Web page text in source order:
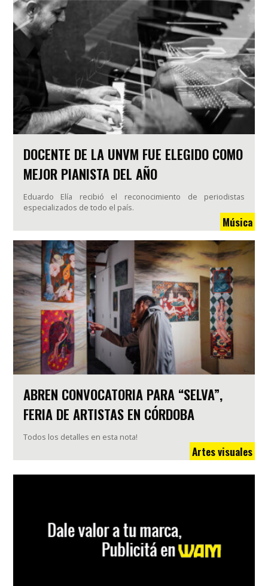
DOCENTE DE LA UNVM FUE ELEGIDO COMO
MEJOR PIANISTA DEL AÑO
Eduardo Elía recibió el reconocimiento de periodistas
especializados de todo el país.
Música
ABREN CONVOCATORIA PARA “SELVA”,
FERIA DE ARTISTAS EN CÓRDOBA
Todos los detalles en esta nota!
Artes visuales